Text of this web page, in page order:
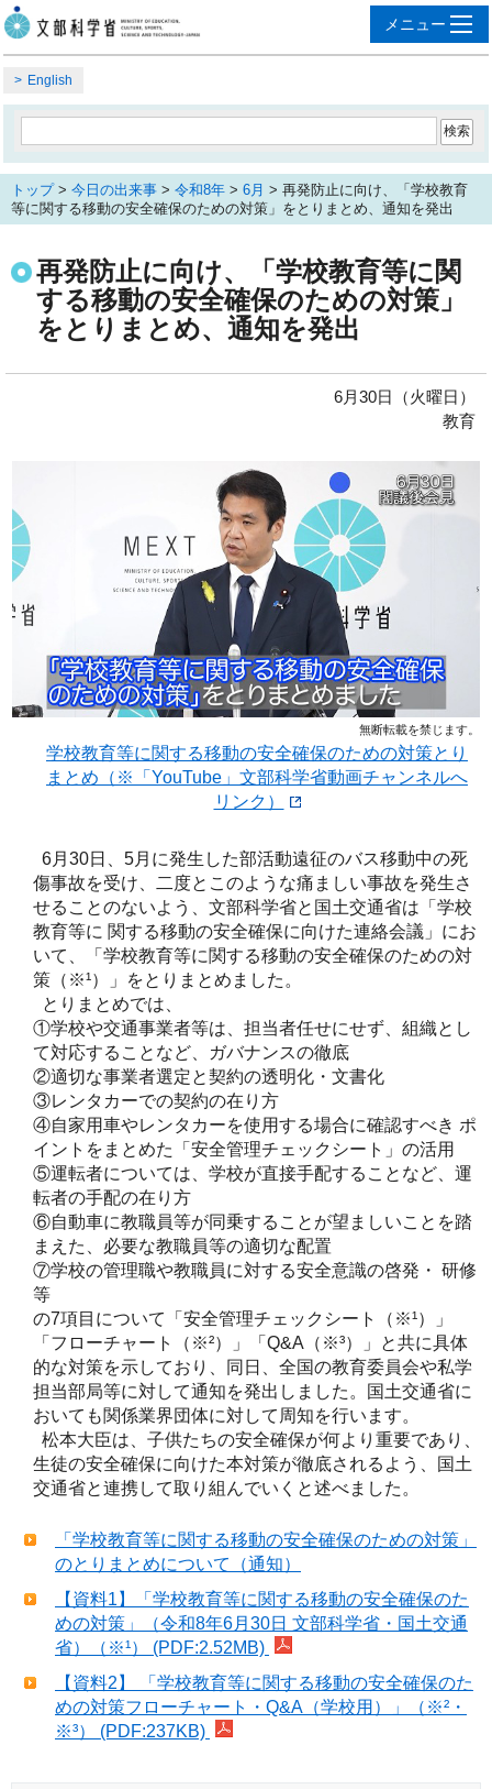
English
トップ> 今日の出来事 > 令和8年 > 6月 > 再発防止に向け、「学校教育
等に関する移動の安全確保のための対策」をとりまとめ、通知を発出
再発防止に向け、「学校教育等に関
する移動の安全確保のための対策」
をとりまとめ、通知を発出
6月30日（火曜日）
教育
無断転載を禁じます。
学校教育等に関する移動の安全確保のための対策とり
まとめ（※「YouTube」文部科学省動画チャンネルへ
リンク）
6月30日、5月に発生した部活動遠征のバス移動中の死
傷事故を受け、二度とこのような痛ましい事故を発生さ
せることのないよう、文部科学省と国土交通省は「学校
教育等に 関する移動の安全確保に向けた連絡会議」にお
いて、「学校教育等に関する移動の安全確保のための対
策（※¹）」をとりまとめました。
とりまとめでは、
①学校や交通事業者等は、担当者任せにせず、組織とし
て対応することなど、ガバナンスの徹底
②適切な事業者選定と契約の透明化・文書化
③レンタカーでの契約の在り方
④自家用車やレンタカーを使用する場合に確認すべき ポ
イントをまとめた「安全管理チェックシート」の活用
⑤運転者については、学校が直接手配することなど、運
転者の手配の在り方
⑥自動車に教職員等が同乗することが望ましいことを踏
まえた、必要な教職員等の適切な配置
⑦学校の管理職や教職員に対する安全意識の啓発・ 研修
等
の7項目について「安全管理チェックシート（※¹）」
「フローチャート（※²）」「Q&A（※³）」と共に具体
的な対策を示しており、同日、全国の教育委員会や私学
担当部局等に対して通知を発出しました。国土交通省に
おいても関係業界団体に対して周知を行います。
松本大臣は、子供たちの安全確保が何より重要であり、
生徒の安全確保に向けた本対策が徹底されるよう、国土
交通省と連携して取り組んでいくと述べました。
「学校教育等に関する移動の安全確保のための対策」
のとりまとめについて（通知）
【資料1】「学校教育等に関する移動の安全確保のた
めの対策」（令和8年6月30日 文部科学省・国土交通
省）（※¹） (PDF:2.52MB)
【資料2】 「学校教育等に関する移動の安全確保のた
めの対策フローチャート・Q&A（学校用）」（※²・
※³） (PDF:237KB)